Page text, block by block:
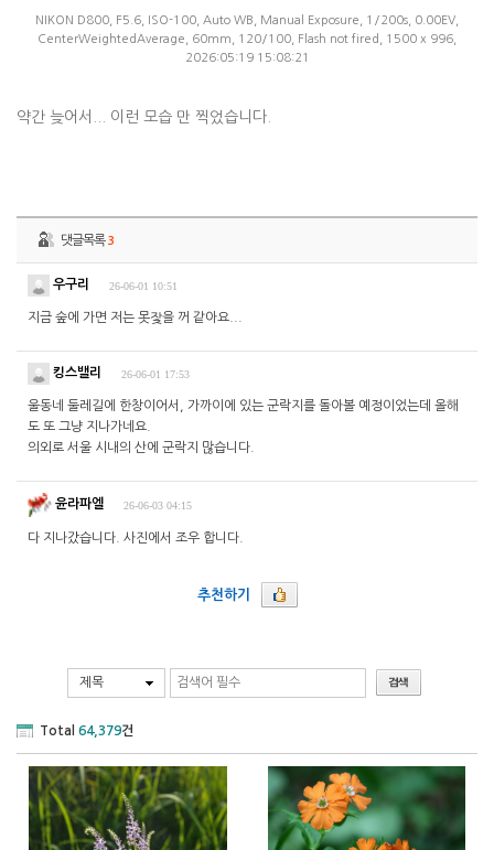
NIKON D800, F5.6, ISO-100, Auto WB, Manual Exposure, 1/200s, 0.00EV,
CenterWeightedAverage, 60mm, 120/100, Flash not fired, 1500 x 996,
2026:05:19 15:08:21
약간 늦어서... 이런 모습 만 찍었습니다.
댓글목록3
우구리 26-06-01 10:51
지금 숲에 가면 저는 못잧을 꺼 같아요...
킹스밸리 26-06-01 17:53
울동네 둘레길에 한창이어서, 가까이에 있는 군락지를 돌아볼 예정이었는데 올해
도 또 그냥 지나가네요.
의외로 서울 시내의 산에 군락지 많습니다.
윤라파엘 26-06-03 04:15
다 지나갔습니다. 사진에서 조우 합니다.
추천하기
제목
Total 64,379건